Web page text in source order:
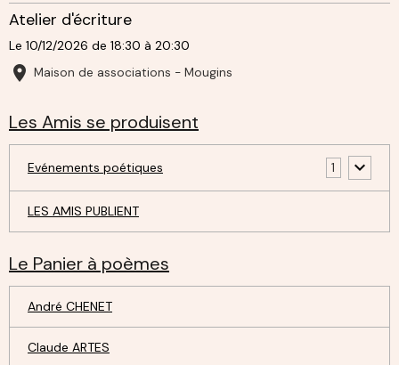
Atelier d'écriture
Le 10/12/2026 de 18:30 à 20:30
Maison de associations - Mougins
Les Amis se produisent
Evénements poétiques 1
LES AMIS PUBLIENT
Le Panier à poèmes
André CHENET
Claude ARTES